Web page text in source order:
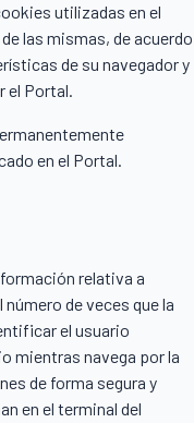
utilizadas en el
las mismas, de acuerdo
de su navegador y
el Portal.
en el Portal.
relativa a
de veces que la
el usuario
mientras navega por la
de forma segura y
en el terminal del